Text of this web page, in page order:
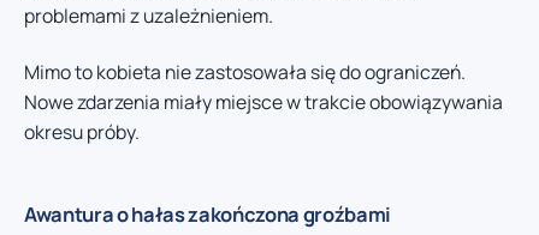
problemami z uzależnieniem.
Mimo to kobieta nie zastosowała się do ograniczeń.
Nowe zdarzenia miały miejsce w trakcie obowiązywania
okresu próby.
Awantura o hałas zakończona groźbami